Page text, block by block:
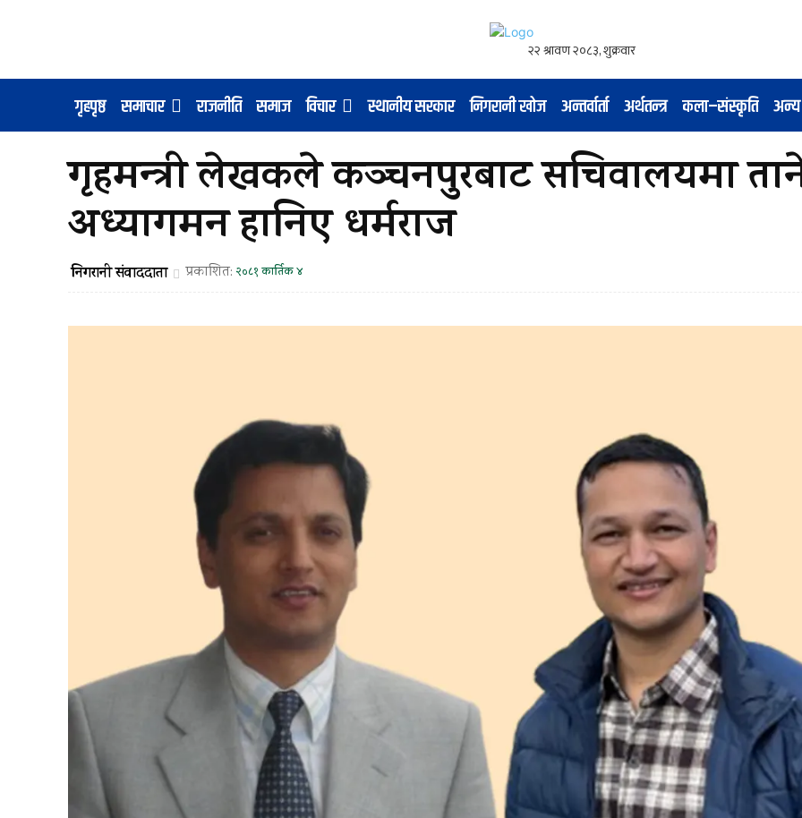
गृहपृष्ठ समाचार राजनीति समाज विचार स्थानीय सरकार निगरानी खोज अन्तर्वार्ता अर्थतन्त्र कला–संस्कृति अन्य
गृहमन्त्री लेखकले कञ्चनपुरबाट सचिवालयमा
अध्यागमन हानिए धर्मराज
निगरानी संवाददाता प्रकाशित: २०८१ कार्तिक ४